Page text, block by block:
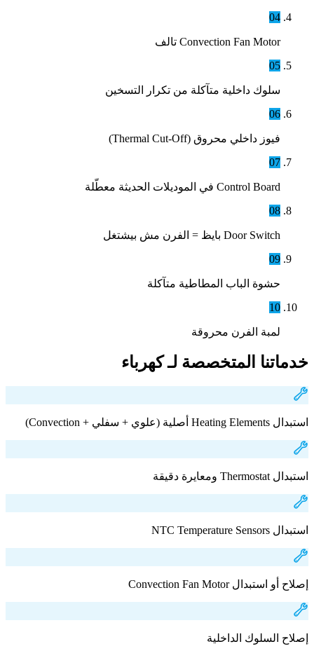
04
Convection Fan Motor تالف
05
سلوك داخلية متآكلة من تكرار التسخين
06
فيوز داخلي محروق (Thermal Cut-Off)
07
Control Board في الموديلات الحديثة معطّلة
08
Door Switch بايظ = الفرن مش بيشتغل
09
حشوة الباب المطاطية متآكلة
10
لمبة الفرن محروقة
خدماتنا المتخصصة لـ كهرباء
استبدال Heating Elements أصلية (علوي + سفلي + Convection)
استبدال Thermostat ومعايرة دقيقة
استبدال NTC Temperature Sensors
إصلاح أو استبدال Convection Fan Motor
إصلاح السلوك الداخلية